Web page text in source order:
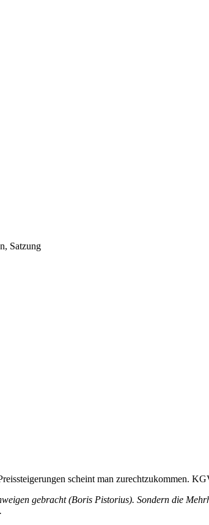
Satzung
scheint man zurechtzukommen.
gebracht (Boris Pistorius). Sondern die